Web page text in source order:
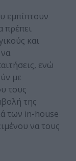
εμπίπτουν
πρέπει
και
ενώ
με
τους
της
των in-house
να τους